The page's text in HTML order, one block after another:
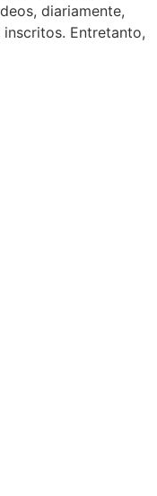
diariamente,
Entretanto,